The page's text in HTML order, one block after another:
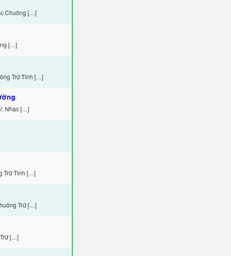
Chuông […]
[…]
Trữ Tình […]
Nhạc […]
Trữ Tình […]
Trữ […]
[…]